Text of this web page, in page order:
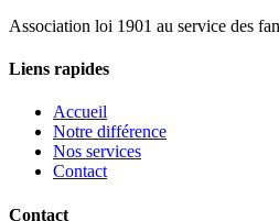
Association loi 1901 au service des
Liens rapides
Accueil
Notre différence
Nos services
Contact
Contact